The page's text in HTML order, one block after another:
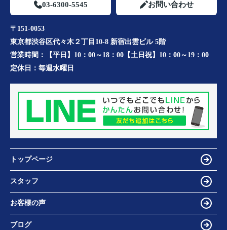
03-6300-5545 お問い合わせ
〒151-0053
東京都渋谷区代々木２丁目10-8 新宿出雲ビル 5階
営業時間：
【平日】10：00～18：00【土日祝】10：00～19：00
定休日： 毎週水曜日
トップページ
スタッフ
お客様の声
ブログ